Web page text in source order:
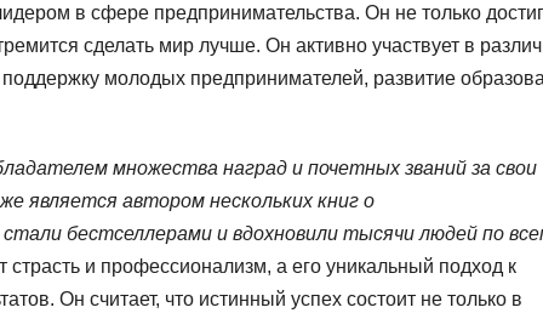
в сфере предпринимательства. Он не только достиг
сделать мир лучше. Он активно участвует в
молодых предпринимателей, развитие
множества наград и почетных званий за свои
является автором нескольких книг о
бестселлерами и вдохновили тысячи людей по
и профессионализм, а его уникальный подход к
Он считает, что истинный успех состоит не только в